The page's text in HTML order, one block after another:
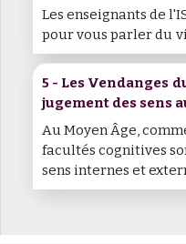
Les enseignants de
pour vous parler du
5 - Les Vendanges
jugement des sens
Au Moyen Âge,
facultés cognitives
sens internes et